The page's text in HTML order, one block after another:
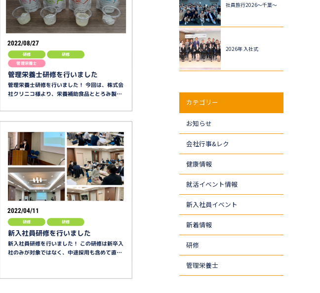
2022/08/27
研修 研修
管理栄養士
管理栄養士研修を行いました
管理栄養士研修を行いました！ 今回は、株式会
社クリニコ様より、栄養補助食品ととろみ製…
2022/04/11
研修 研修
新入社員研修を行いました
新入社員研修を行いました！ この研修は新卒入
社のみが対象ではなく、中途採用も含めて直…
社員旅行2026～千葉～
2026年 入社式
カテゴリー
お知らせ
会社行事&レク
健康情報
就活イベント情報
新入社員イベント
新着情報
研修
管理栄養士